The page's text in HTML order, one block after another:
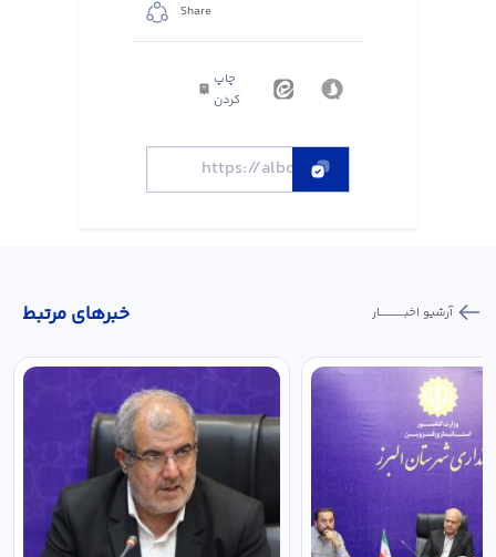
Share
چاپ
کردن
خبر‌های مرتبط آرشیو اخبـــــــــــار